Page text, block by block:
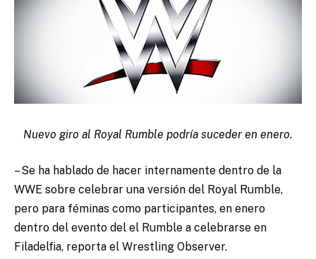
Nuevo giro al Royal Rumble podría suceder en enero.
– Se ha hablado de hacer internamente dentro de la
WWE sobre celebrar una versión del Royal Rumble,
pero para féminas como participantes, en enero
dentro del evento del el Rumble a celebrarse en
Filadelfia, reporta el Wrestling Observer.